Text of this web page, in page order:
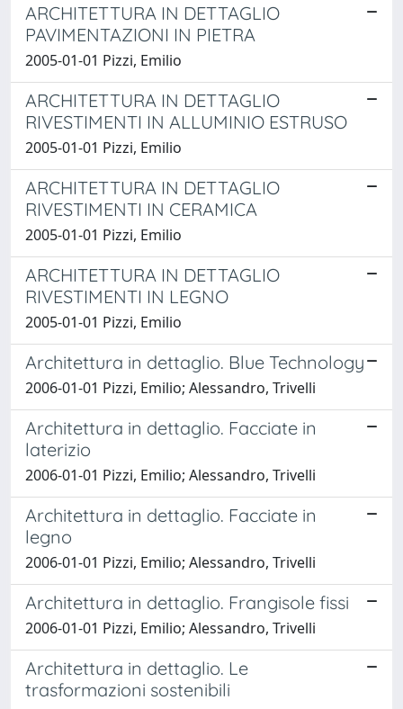
ARCHITETTURA IN DETTAGLIO
PAVIMENTAZIONI IN PIETRA
2005-01-01 Pizzi, Emilio
ARCHITETTURA IN DETTAGLIO
RIVESTIMENTI IN ALLUMINIO ESTRUSO
2005-01-01 Pizzi, Emilio
ARCHITETTURA IN DETTAGLIO
RIVESTIMENTI IN CERAMICA
2005-01-01 Pizzi, Emilio
ARCHITETTURA IN DETTAGLIO
RIVESTIMENTI IN LEGNO
2005-01-01 Pizzi, Emilio
Architettura in dettaglio. Blue Technology
2006-01-01 Pizzi, Emilio; Alessandro, Trivelli
Architettura in dettaglio. Facciate in
laterizio
2006-01-01 Pizzi, Emilio; Alessandro, Trivelli
Architettura in dettaglio. Facciate in
legno
2006-01-01 Pizzi, Emilio; Alessandro, Trivelli
Architettura in dettaglio. Frangisole fissi
2006-01-01 Pizzi, Emilio; Alessandro, Trivelli
Architettura in dettaglio. Le
trasformazioni sostenibili